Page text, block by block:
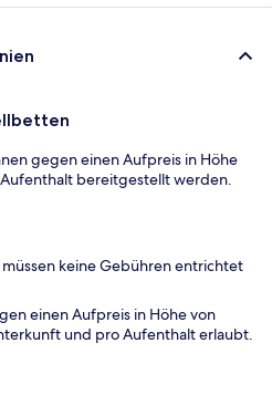
gegen einen Aufpreis in Höhe
Aufenthalt bereitgestellt werden.
müssen keine Gebühren entrichtet
einen Aufpreis in Höhe von
und pro Aufenthalt erlaubt.